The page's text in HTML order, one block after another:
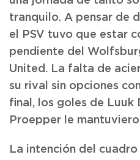
tranquilo. A pensar de
el PSV tuvo que estar
pendiente del
United. La falta de
su rival sin opciones
final, los goles de Luuk
Proepper le
La intención del